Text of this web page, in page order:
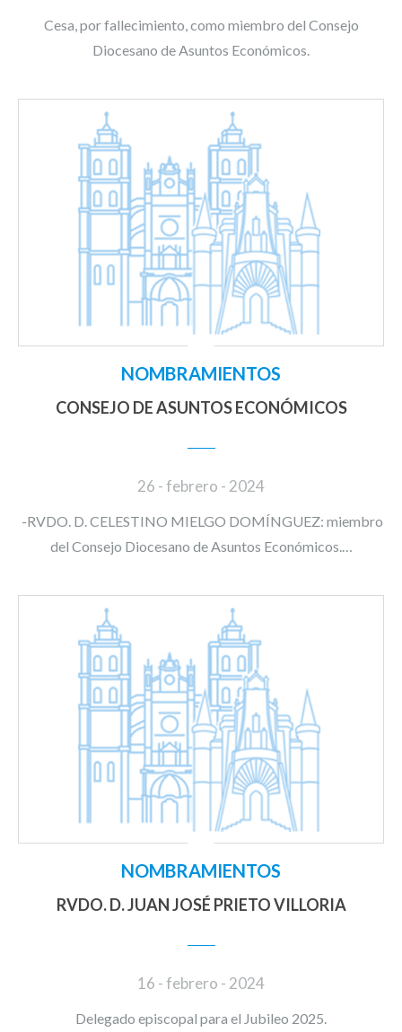
Cesa, por fallecimiento, como miembro del Consejo
Diocesano de Asuntos Económicos.
NOMBRAMIENTOS
CONSEJO DE ASUNTOS ECONÓMICOS
26 - febrero - 2024
-RVDO. D. CELESTINO MIELGO DOMÍNGUEZ: miembro
del Consejo Diocesano de Asuntos Económicos.…
NOMBRAMIENTOS
RVDO. D. JUAN JOSÉ PRIETO VILLORIA
16 - febrero - 2024
Delegado episcopal para el Jubileo 2025.